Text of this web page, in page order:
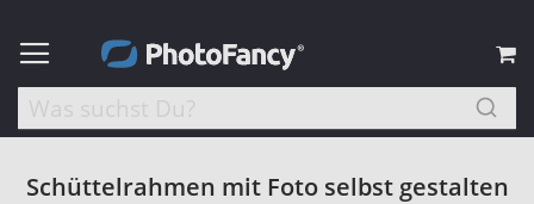
Schüttelrahmen mit Foto selbst gestalten